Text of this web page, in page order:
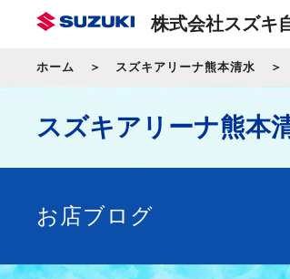
株式会社スズキ
ホーム スズキアリーナ熊本清水
スズキアリーナ熊本
お店ブログ